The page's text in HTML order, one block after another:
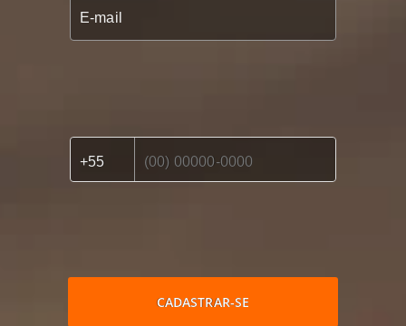
CADASTRAR-SE